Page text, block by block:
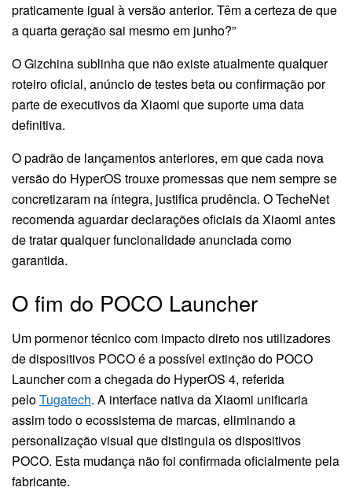
praticamente igual à versão anterior. Têm a certeza de que
a quarta geração sai mesmo em junho?”
O Gizchina sublinha que não existe atualmente qualquer
roteiro oficial, anúncio de testes beta ou confirmação por
parte de executivos da Xiaomi que suporte uma data
definitiva.
O padrão de lançamentos anteriores, em que cada nova
versão do HyperOS trouxe promessas que nem sempre se
concretizaram na íntegra, justifica prudência. O TecheNet
recomenda aguardar declarações oficiais da Xiaomi antes
de tratar qualquer funcionalidade anunciada como
garantida.
O fim do POCO Launcher
Um pormenor técnico com impacto direto nos utilizadores
de dispositivos POCO é a possível extinção do POCO
Launcher com a chegada do HyperOS 4, referida
peloTugatech. A interface nativa da Xiaomi unificaria
assim todo o ecossistema de marcas, eliminando a
personalização visual que distinguia os dispositivos
POCO. Esta mudança não foi confirmada oficialmente pela
fabricante.